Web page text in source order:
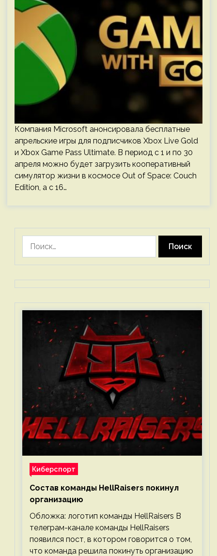
Компания Microsoft анонсировала бесплатные
апрельские игры для подписчиков Xbox Live Gold
и Xbox Game Pass Ultimate. В период с 1 и по 30
апреля можно будет загрузить кооперативный
симулятор жизни в космосе Out of Space: Couch
Edition, а с 16…
Киберспорт
Состав команды HellRaisers покинул
организацию
Обложка: логотип команды HellRaisers В
телеграм-канале команды HellRaisers
появился пост, в котором говорится о том,
что команда решила покинуть организацию